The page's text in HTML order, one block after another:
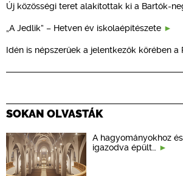
Új közösségi teret alakítottak ki a Bartók-
„A Jedlik” – Hetven év iskolaépítészete
Idén is népszerűek a jelentkezők körében a
SOKAN OLVASTÁK
A hagyományokhoz
igazodva épült…